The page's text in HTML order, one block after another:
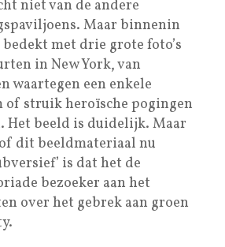
niet van de andere
Maar binnenin
met drie grote foto’s
in New York, van
waartegen een enkele
of struik heroïsche pogingen
Het beeld is duidelijk. Maar
dit beeldmateriaal nu
is dat het de
bezoeker aan het
over het gebrek aan groen